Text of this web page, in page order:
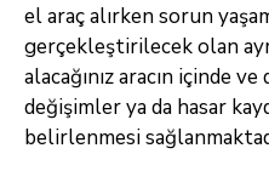
el araç alırken sorun
gerçekleştirilecek olan
alacağınız aracın içinde ve
değişimler ya da hasar
belirlenmesi